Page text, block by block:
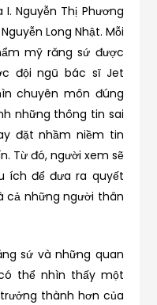
Nguyễn Thị Phương
Long Nhật. Mỗi
mỹ răng sứ được
đội ngũ bác sĩ Jet
chuyên môn đúng
những thông tin sai
đặt nhầm niềm tin
Từ đó, người xem sẽ
ích để đưa ra quyết
cả những người thân
sứ và những quan
thể nhìn thấy một
thành hơn của